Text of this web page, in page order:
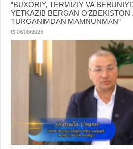
“BUXORIY, TERMIZIY VA
YETKAZIB BERGAN OʻZBEKISTON
TURGANIMDAN MAMNUNMAN”
06/08/2026